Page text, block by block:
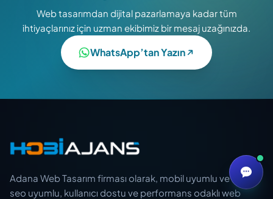
Web tasarımdan dijital pazarlamaya kadar tüm
ihtiyaçlarınız için uzman ekibimiz bir mesaj uzağınızda.
WhatsApp’tan Yazın
Adana Web Tasarım firması olarak, mobil uyumlu ve
seo uyumlu, kullanıcı dostu ve performans odaklı web